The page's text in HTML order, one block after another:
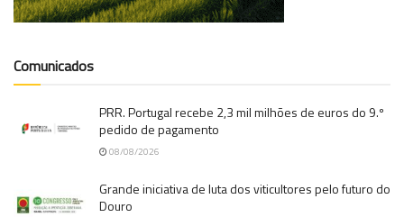
Comunicados
PRR. Portugal recebe 2,3 mil milhões de euros do 9.º
pedido de pagamento
08/08/2026
Grande iniciativa de luta dos viticultores pelo futuro do
Douro